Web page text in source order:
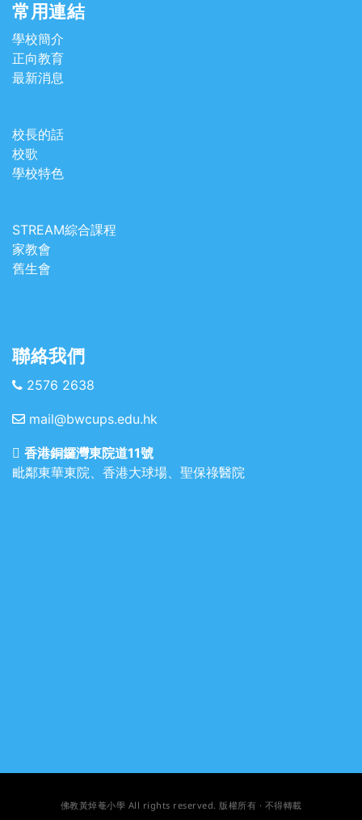
常用連結
學校簡介
正向教育
最新消息
校長的話
校歌
學校特色
STREAM綜合課程
家教會
舊生會
聯絡我們
2576 2638
mail@bwcups.edu.hk
香港銅鑼灣東院道11號
毗鄰東華東院、香港大球場、聖保祿醫院
佛教黃焯菴小學 All rights reserved. 版權所有 · 不得轉載